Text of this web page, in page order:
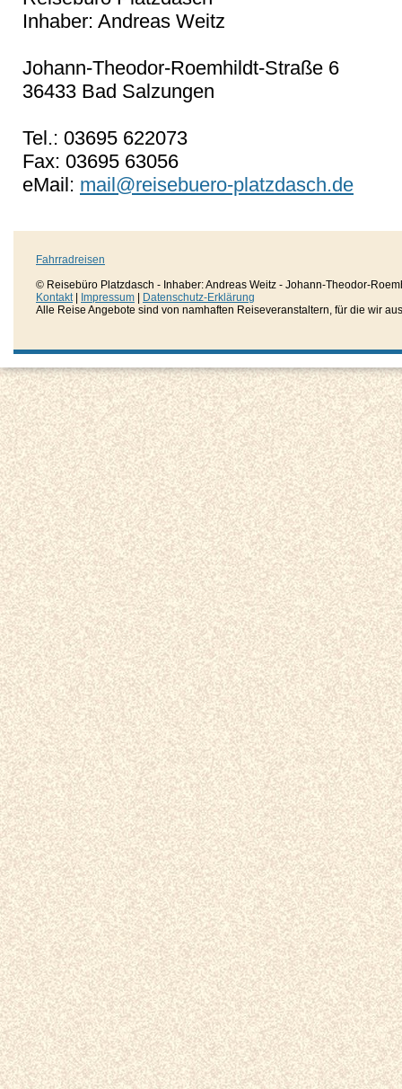
Inhaber: Andreas Weitz
Johann-Theodor-Roemhildt-Straße 6
36433 Bad Salzungen
Tel.: 03695 622073
Fax: 03695 63056
eMail: mail@reisebuero-platzdasch.de
Fahrradreisen
© Reisebüro Platzdasch - Inhaber: Andreas Weitz - Johann-Theodor-
Kontakt| Impressum
Datenschutz-Erklärung
Alle Reise Angebote sind von namhaften Reiseveranstaltern, für die wir